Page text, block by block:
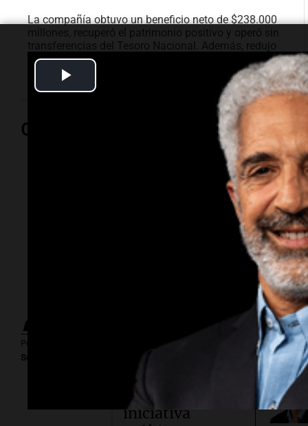
La compañía obtuvo un beneficio neto de $238.000
millones, recuperó el patrimonio positivo y operó sin
transferencias del Tesoro Nacional. Además, redujo
un 52% su deuda financiera.
Opinión
Por
Sergio Berensztein
forzados del
Gobierno en su
retomar la
iniciativa
Por
Marcos
Por